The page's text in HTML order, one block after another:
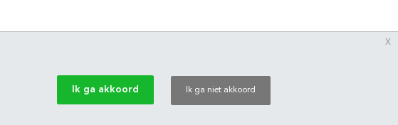
Ik ga akkoord Ik ga niet akkoord
x